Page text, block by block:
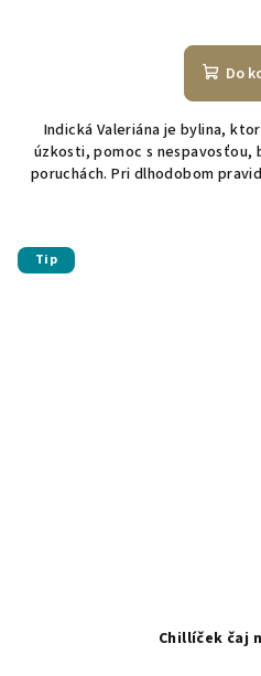
Do
Indická Valeriána je bylina,
úzkosti, pomoc s nespavosťou,
poruchách. Pri dlhodobom
Tip
Chillíček čaj